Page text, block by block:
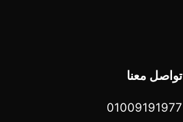
تواصل معنا
01009191977